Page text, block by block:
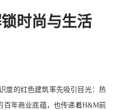
时尚与生活
度的红色建筑率先吸引目光：热
百年商业底蕴，也传递着H&M前